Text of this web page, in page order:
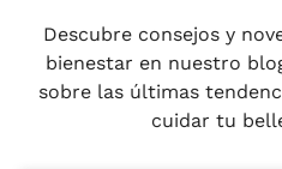
Descubre consejos y
bienestar en nuestro
sobre las últimas
cuidar tu